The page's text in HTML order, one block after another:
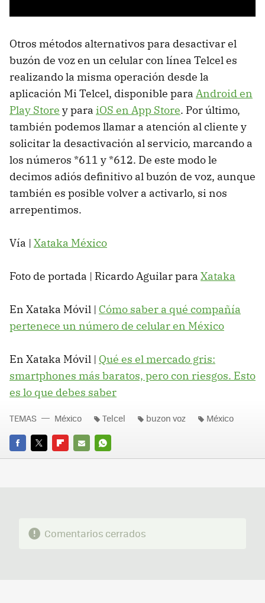
Otros métodos alternativos para desactivar el
buzón de voz en un celular con línea Telcel es
realizando la misma operación desde la
aplicación Mi Telcel, disponible para Android en
Play Store y para iOS en App Store. Por último,
también podemos llamar a atención al cliente y
solicitar la desactivación al servicio, marcando a
los números *611 y *612. De este modo le
decimos adiós definitivo al buzón de voz, aunque
también es posible volver a activarlo, si nos
arrepentimos.
Vía | Xataka México
Foto de portada | Ricardo Aguilar para Xataka
En Xataka Móvil | Cómo saber a qué compañía
pertenece un número de celular en México
En Xataka Móvil | Qué es el mercado gris:
smartphones más baratos, pero con riesgos. Esto
es lo que debes saber
FACEBOOK
TWITTERFLIPBOARD
E-
WHATSAPP
TEMAS México Telcel buzon voz México
Comentarios cerrados